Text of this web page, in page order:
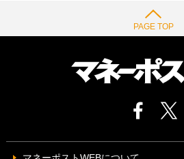
PAGE TOP